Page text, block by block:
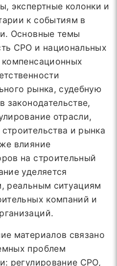
экспертные колонки и
к событиям в
Основные темы
СРО и национальных
рынка, судебную
законодательстве,
отрасли,
и рынка
влияние
на строительный
уделяется
реальным ситуациям
компаний и
материалов связано
проблем
регулирование СРО,